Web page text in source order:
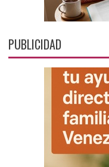
PUBLICIDAD